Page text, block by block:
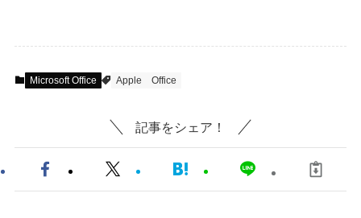
Microsoft Office Apple Office
記事をシェア！